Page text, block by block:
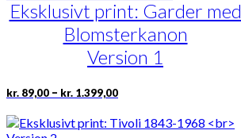
varianter.
Mulighederne
kan
vælges
på
Eksklusivt print: Garder med
Blomsterkanon
Version 1
kr. 89,00 – kr. 1.399,00Prisinterval:
til
kr. 1.399,00
Dette
har